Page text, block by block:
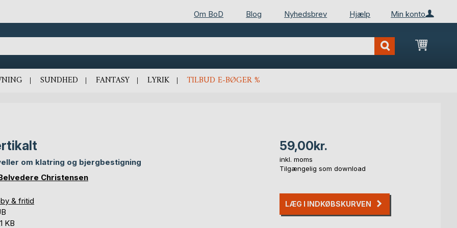
Min konto
Om BoD Blog Nyhedsbrev Hjælp
Min
SUNDHED FANTASY LYRIK TILBUD E-BØGER %
om klatring og bjergbestigning
Christensen
& fritid
KB
59,00kr.
inkl. moms
Tilgængelig som download
LÆG I INDKØBSKURVEN